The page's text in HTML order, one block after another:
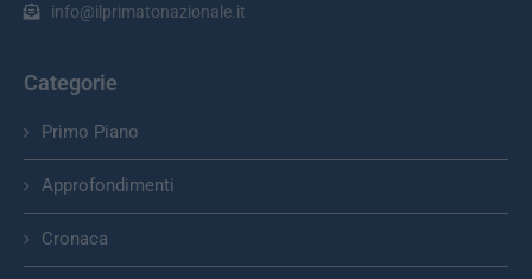
info@ilprimatonazionale.it
Categorie
Primo Piano
Approfondimenti
Cronaca